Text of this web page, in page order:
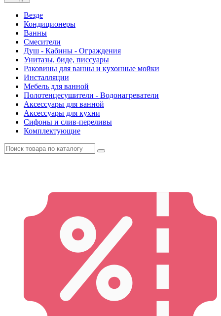
Везде
Кондиционеры
Ванны
Смесители
Душ - Кабины - Ограждения
Унитазы, биде, писсуары
Раковины для ванны и кухонные мойки
Инсталляции
Мебель для ванной
Полотенцесушители - Водонагреватели
Аксессуары для ванной
Аксессуары для кухни
Сифоны и слив-переливы
Комплектующие